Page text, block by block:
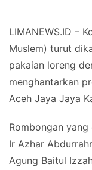
LIMANEWS.ID –
Muslem) turut
pakaian loreng
menghantarkan
Aceh Jaya Jaya
Rombongan yang
Ir Azhar
Agung Baitul